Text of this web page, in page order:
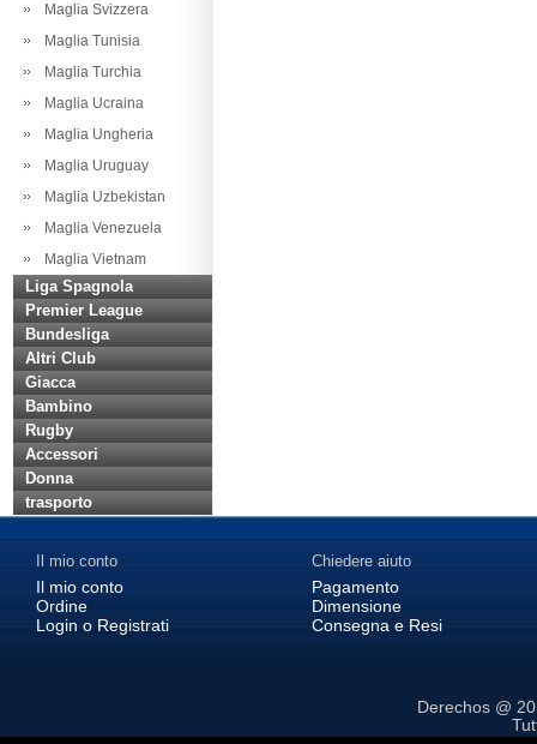
Maglia Svizzera
Maglia Tunisia
Maglia Turchia
Maglia Ucraina
Maglia Ungheria
Maglia Uruguay
Maglia Uzbekistan
Maglia Venezuela
Maglia Vietnam
Liga Spagnola
Premier League
Bundesliga
Altri Club
Giacca
Bambino
Rugby
Accessori
Donna
trasporto
Il mio conto
Il mio conto
Ordine
Login o Registrati
Chiedere aiuto
Pagamento
Dimensione
Consegna e Resi
Derechos @